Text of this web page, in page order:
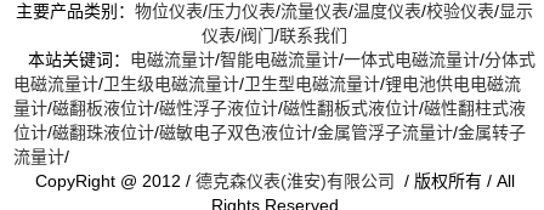
主要产品类别： 物位仪表/压力仪表/流量仪表/温度仪表/校验仪表/显示
仪表/阀门/联系我们
本站关键词： 电磁流量计/智能电磁流量计/一体式电磁流量计/分体式
电磁流量计/卫生级电磁流量计/卫生型电磁流量计/锂电池供电电磁流
量计/磁翻板液位计/磁性浮子液位计/磁性翻板式液位计/磁性翻柱式液
位计/磁翻珠液位计/磁敏电子双色液位计/金属管浮子流量计/金属转子
流量计/
CopyRight @ 2012 / 德克森仪表(淮安)有限公司 / 版权所有 / All
Rights Reserved